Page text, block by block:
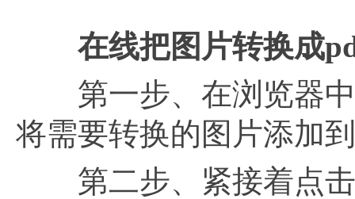
在线把图片转换成
第一步、在浏览器中
将需要转换的图片添加
第二步、紧接着点击